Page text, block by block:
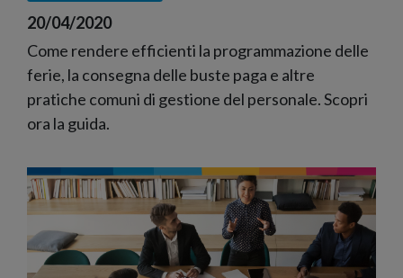
20/04/2020
Come rendere efficienti la programmazione delle
ferie, la consegna delle buste paga e altre
pratiche comuni di gestione del personale. Scopri
ora la guida.